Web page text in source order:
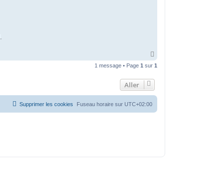
u
1 message • Page 1 sur 1
Aller
Fuseau horaire sur UTC+02:00
Supprimer les cookies